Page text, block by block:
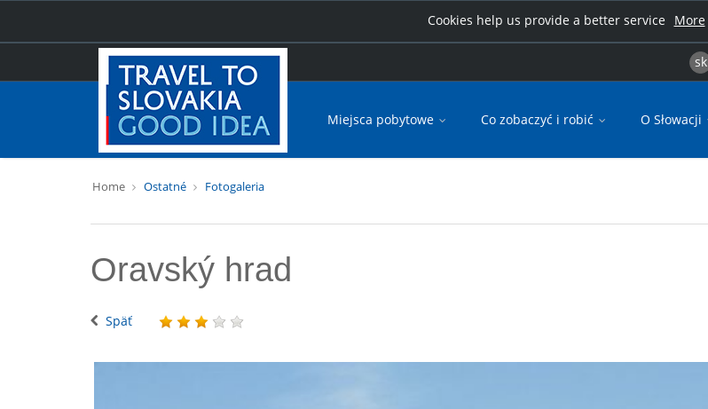
Cookies help us provide a better service More
sk
Miejsca pobytowe Co zobaczyć i robić O Słowacji
Home Ostatné Fotogaleria
Oravský hrad
Späť